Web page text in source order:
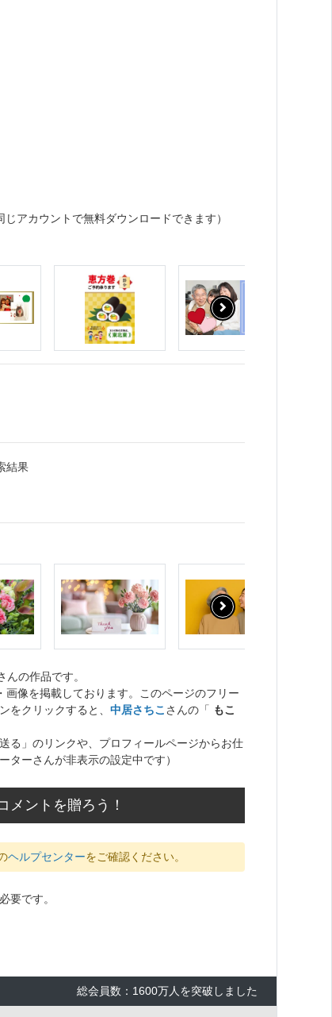
じアカウントで無料ダウンロードできます）
結果
んの作品です。
像を掲載しております。このページのフリー
をクリックすると、 中居さちこさんの「 もこ
る」のリンクや、プロフィールページからお仕
ーさんが非表示の設定中です）
メントを贈ろう！
ヘルプセンターをご確認ください。
要です。
総会員数：1600万人を突破しました